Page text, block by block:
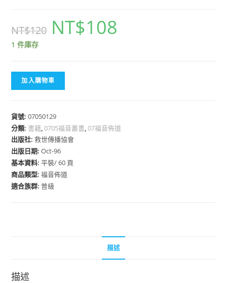
NT$120 NT$108
1 件庫存
加入購物車
貨號:07050129
分類: 書籍,0705福音叢書,07福音佈道
出版社:救世傳播協會
出版日期:Oct-96
基本資料:平裝/ 60 頁
商品類型:福音佈道
適合族群:普級
描述
描述